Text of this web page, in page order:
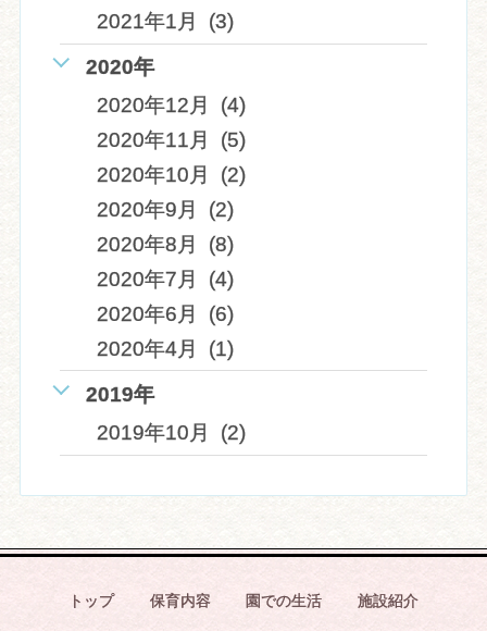
2021年1月 (3)
2020年
2020年12月 (4)
2020年11月 (5)
2020年10月 (2)
2020年9月 (2)
2020年8月 (8)
2020年7月 (4)
2020年6月 (6)
2020年4月 (1)
2019年
2019年10月 (2)
トップ 保育内容 園での生活 施設紹介